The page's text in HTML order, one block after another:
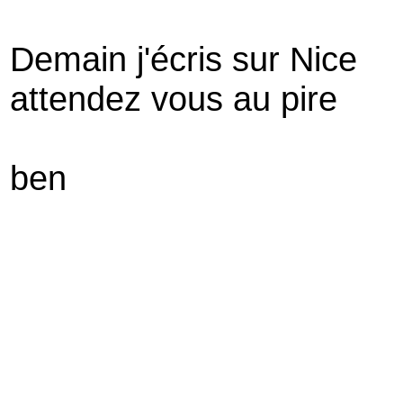
Demain j'écris sur Nice
attendez vous au pire
ben